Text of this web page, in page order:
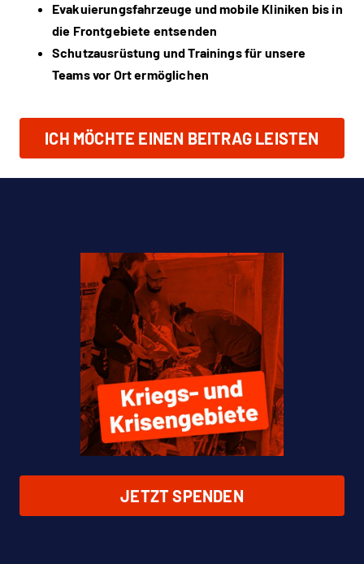
Evakuierungsfahrzeuge und mobile Kliniken bis in
die Frontgebiete entsenden
Schutzausrüstung und Trainings für unsere
Teams vor Ort ermöglichen
ICH MÖCHTE EINEN BEITRAG LEISTEN
JETZT SPENDEN